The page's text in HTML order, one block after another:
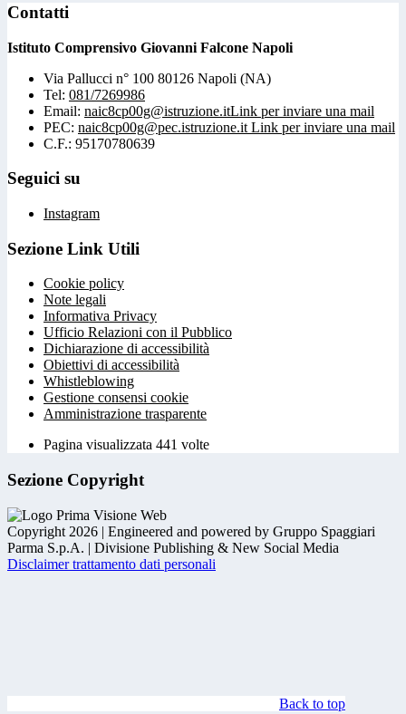
Contatti
Istituto Comprensivo Giovanni Falcone Napoli
Via Pallucci n° 100 80126 Napoli (NA)
Tel: 081/7269986
Email: naic8cp00g@istruzione.itLink per inviare una mail
PEC: naic8cp00g@pec.istruzione.it Link per inviare una mail
C.F.: 95170780639
Seguici su
Instagram
Sezione Link Utili
Cookie policy
Note legali
Informativa Privacy
Ufficio Relazioni con il Pubblico
Dichiarazione di accessibilità
Obiettivi di accessibilità
Whistleblowing
Gestione consensi cookie
Amministrazione trasparente
Pagina visualizzata 441 volte
Sezione Copyright
Copyright 2026 | Engineered and powered by Gruppo Spaggiari
Parma S.p.A. | Divisione Publishing & New Social Media
Disclaimer trattamento dati personali
Back to top